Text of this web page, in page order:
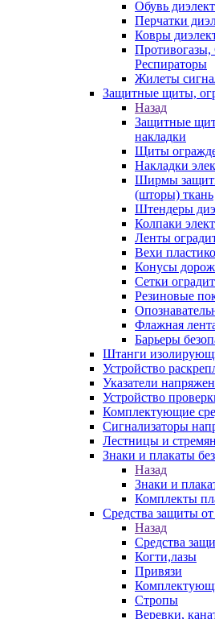
Обувь
Перчатки
Ковры
Противогазы,
Респираторы
Жилеты
Защитные щиты,
Назад
Защитные
накладки
Щиты
Накладки
Ширмы
(шторы) ткань
Штендеры
Колпаки
Ленты
Вехи
Конусы
Сетки
Резиновые
Флажная
Барьеры
Штанги
Устройство
Указатели
Устройство
Комплектующие
Сигнализаторы
Лестницы и
Знаки и плакаты
Назад
Знаки и
Комплекты
Средства защиты
Назад
Средства
Когти,лазы
Привязи
Стропы
Веревки,